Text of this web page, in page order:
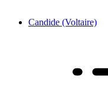
Candide (Voltaire)